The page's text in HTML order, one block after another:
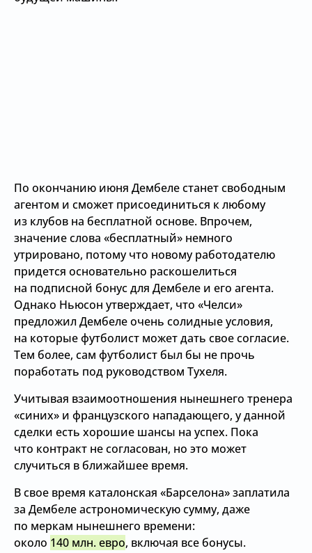
По окончанию июня Дембеле станет свободным
агентом и сможет присоединиться к любому
из клубов на бесплатной основе. Впрочем,
значение слова «бесплатный» немного
утрировано, потому что новому работодателю
придется основательно раскошелиться
на подписной бонус для Дембеле и его агента.
Однако Ньюсон утверждает, что «Челси»
предложил Дембеле очень солидные условия,
на которые футболист может дать свое согласие.
Тем более, сам футболист был бы не прочь
поработать под руководством Тухеля.
Учитывая взаимоотношения нынешнего тренера
«синих» и французского нападающего, у данной
сделки есть хорошие шансы на успех. Пока
что контракт не согласован, но это может
случиться в ближайшее время.
В свое время каталонская «Барселона» заплатила
за Дембеле астрономическую сумму, даже
по меркам нынешнего времени:
около 140 млн. евро, включая все бонусы.